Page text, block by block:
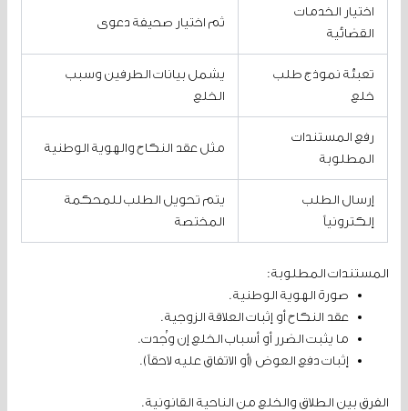
اختيار الخدمات
القضائية
ثم اختيار صحيفة دعوى
تعبئة نموذج طلب
خلع
يشمل بيانات الطرفين وسبب
الخلع
رفع المستندات
المطلوبة
مثل عقد النكاح والهوية الوطنية
إرسال الطلب
إلكترونياً
يتم تحويل الطلب للمحكمة
المختصة
المستندات المطلوبة:
صورة الهوية الوطنية.
عقد النكاح أو إثبات العلاقة الزوجية.
ما يثبت الضرر أو أسباب الخلع إن وُجدت.
إثبات دفع العوض (أو الاتفاق عليه لاحقاً).
الفرق بين الطلاق والخلع من الناحية القانونية.